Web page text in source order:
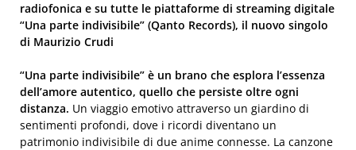
radiofonica e su tutte le piattaforme di streaming digitale
“Una parte indivisibile” (Qanto Records), il nuovo singolo
di Maurizio Crudi
“Una parte indivisibile” è un brano che esplora l’essenza
dell’amore autentico, quello che persiste oltre ogni
distanza. Un viaggio emotivo attraverso un giardino di
sentimenti profondi, dove i ricordi diventano un
patrimonio indivisibile di due anime connesse. La canzone